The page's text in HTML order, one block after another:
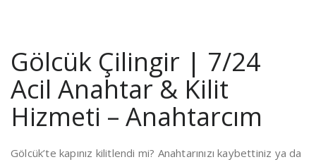
Gölcük Çilingir | 7/24
Acil Anahtar & Kilit
Hizmeti – Anahtarcım
Gölcük’te kapınız kilitlendi mi? Anahtarınızı kaybettiniz ya da